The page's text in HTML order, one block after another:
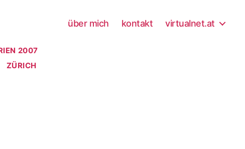
über mich kontakt virtualnet.at
2007
ZÜRICH